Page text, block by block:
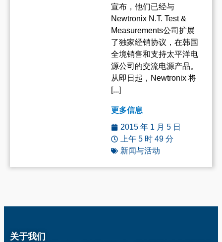
宣布，他们已经与
Newtronix N.T. Test &
Measurements公司扩展
了独家经销协议，在韩国
全境销售和支持太平洋电
源公司的交流电源产品。
从即日起，Newtronix 将
[...]
更多信息
2015 年 1 月 5 日
上午 5 时 49 分
新闻与活动
关于我们